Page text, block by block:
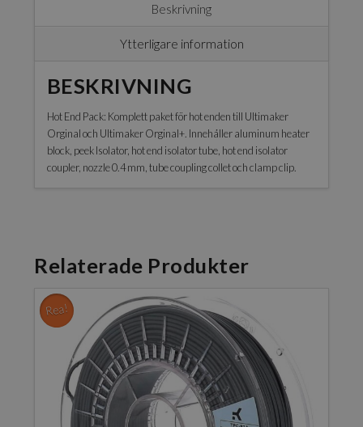
Beskrivning
Ytterligare information
BESKRIVNING
Hot End Pack: Komplett paket för hot enden till Ultimaker
Orginal och Ultimaker Orginal+. Innehåller aluminum heater
block, peek Isolator, hot end isolator tube, hot end isolator
coupler, nozzle 0.4 mm, tube coupling collet och clamp clip.
Relaterade Produkter
Rea!